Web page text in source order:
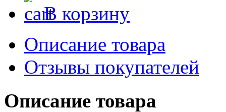
В корзину
Описание товара
Отзывы покупателей
Описание товара